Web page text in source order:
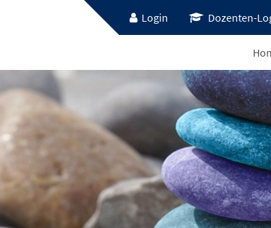
Login Dozenten-